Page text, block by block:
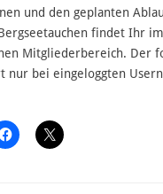
und den geplanten
findet Ihr im
Mitgliederbereich. Der
nur bei eingeloggten